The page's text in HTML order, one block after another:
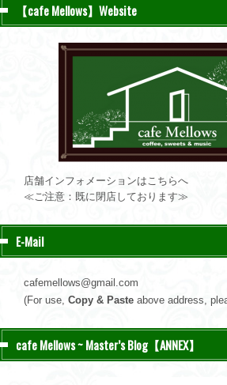
【cafe Mellows】Website
店舗インフォメーションはこちらへ
≪ご注意：既に閉店しております≫
E-Mail
cafemellows@gmail.com
(For use, Copy & Paste above address,
cafe Mellows ~ Master’s Blog【ANNEX】